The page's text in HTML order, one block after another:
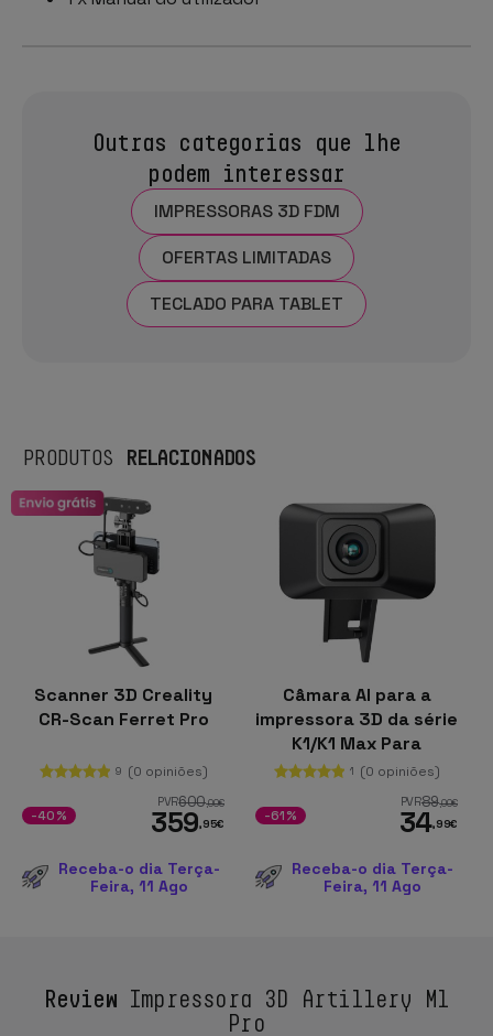
Outras categorias que lhe
podem interessar
IMPRESSORAS 3D FDM
OFERTAS LIMITADAS
TECLADO PARA TABLET
PRODUTOS RELACIONADOS
Scanner 3D Creality
CR-Scan Ferret Pro
9 (0 opiniões)
PVR600,00€
359,95€
-40%
Receba-o dia Terça-
Feira, 11 Ago
Câmara AI para a
impressora 3D da série
K1/K1 Max Para
visualização em
timelapse e em tempo
real, qualidade HD e AI
1 (0 opiniões)
PVR89,00€
34,99€
-61%
Receba-o dia Terça-
Feira, 11 Ago
ReviewImpressora 3D Artillery M1
Pro